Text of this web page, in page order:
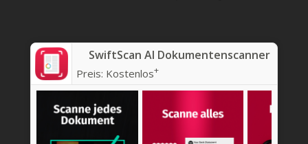
SwiftScan AI Dokumentenscanner
Preis: Kostenlos+